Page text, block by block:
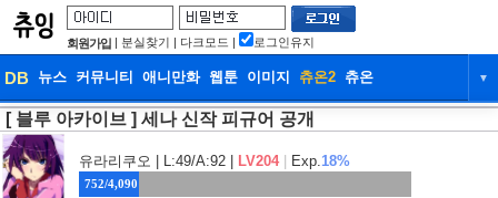
회원가입 | 분실찾기 | 다크모드 | 로그인유지
DB 뉴스 커뮤니티 애니만화 웹툰 이미지 츄온2 츄온 ▼
DB 뉴스 커뮤니티
웹툰 이미지 츄온2
[ 블루 아카이브 ] 세나 신작 피규어 공개
유라리쿠오 | L:49/A:92 | LV204 Exp.18%
752/4,090